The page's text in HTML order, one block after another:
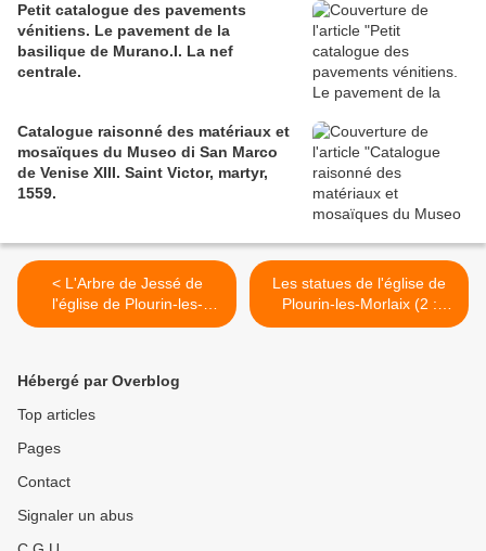
Petit catalogue des pavements
vénitiens. Le pavement de la
basilique de Murano.I. La nef
centrale.
Catalogue raisonné des matériaux et
mosaïques du Museo di San Marco
de Venise XIII. Saint Victor, martyr,
1559.
< L'Arbre de Jessé de
l'église de Plourin-les-
Morlaix (Finistère).
Les statues de l'église de
Plourin-les-Morlaix (2 :
Anne trinitaire) . >
Hébergé par Overblog
Top articles
Pages
Contact
Signaler un abus